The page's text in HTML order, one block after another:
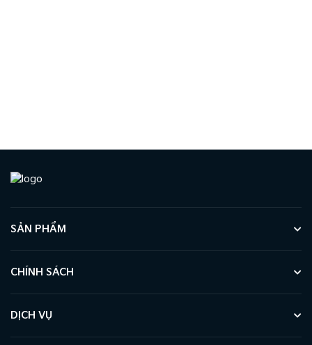
SẢN PHẨM
CHÍNH SÁCH
DỊCH VỤ